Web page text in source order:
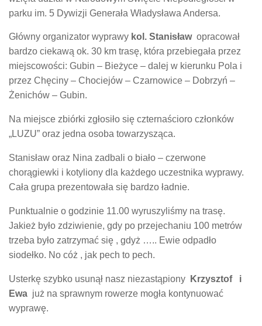
parku im. 5 Dywizji Generała Władysława Andersa.
Główny organizator wyprawy kol. Stanisław opracował
bardzo ciekawą ok. 30 km trasę, która przebiegała przez
miejscowości: Gubin – Bieżyce – dalej w kierunku Pola i
przez Chęciny – Chociejów – Czarnowice – Dobrzyń –
Żenichów – Gubin.
Na miejsce zbiórki zgłosiło się czternaścioro członków
„LUZU” oraz jedna osoba towarzysząca.
Stanisław oraz Nina zadbali o biało – czerwone
chorągiewki i kotyliony dla każdego uczestnika wyprawy.
Cała grupa prezentowała się bardzo ładnie.
Punktualnie o godzinie 11.00 wyruszyliśmy na trasę.
Jakież było zdziwienie, gdy po przejechaniu 100 metrów
trzeba było zatrzymać się , gdyż ….. Ewie odpadło
siodełko. No cóż , jak pech to pech.
Usterkę szybko usunął nasz niezastąpiony
Krzysztof i
Ewa już na sprawnym rowerze mogła kontynuować
wyprawę.